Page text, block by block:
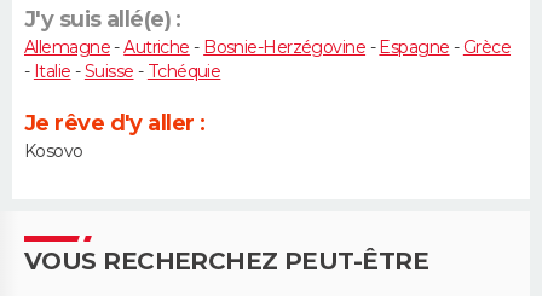
J'y suis allé(e) :
Allemagne-Autriche - Bosnie-Herzégovine -Espagne - Grèce
- Italie -Suisse - Tchéquie
Je rêve d'y aller :
Kosovo
VOUS RECHERCHEZ PEUT-ÊTRE